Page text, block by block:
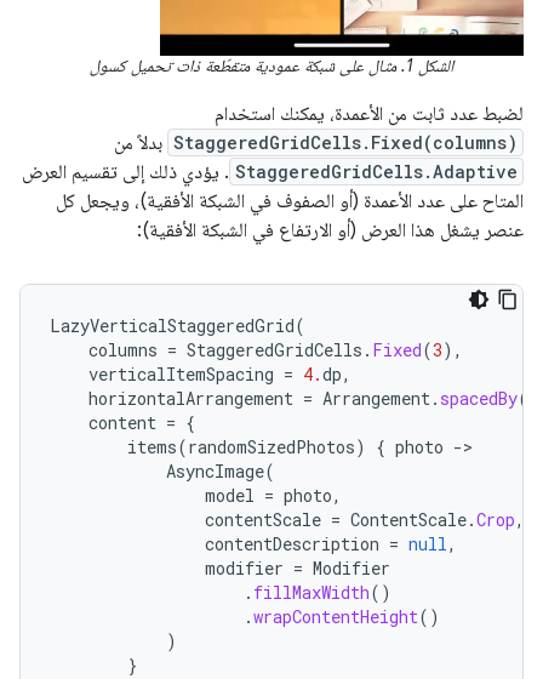
الشكل 1. مثال على شبكة عمودية متقطّعة ذات تحميل كسول
لضبط عدد ثابت من الأعمدة، يمكنك استخدام
StaggeredGridCells.Fixed(columns) بدلاً من
StaggeredGridCells.Adaptive . يؤدي ذلك إلى تقسيم العرض
المتاح على عدد الأعمدة (أو الصفوف في الشبكة الأفقية)، ويجعل كل
عنصر يشغل هذا العرض (أو الارتفاع في الشبكة الأفقية):
LazyVerticalStaggeredGrid(
columns = StaggeredGridCells . Fixed(3),
verticalItemSpacing = 4.dp,
horizontalArrangement = Arrangement. spacedBy(
content = {
items(randomSizedPhotos) { photo -
AsyncImage(
model = photo,
contentScale = ContentScale.Crop,
contentDescription = null,
modifier = Modifier
. fillMaxWidth()
.wrapContentHeight()
)
}